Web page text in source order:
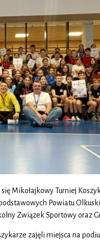
Mikołajkowy Turniej
Powiatu
Związek Sportowy oraz
zajęli miejsca na